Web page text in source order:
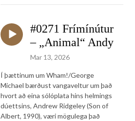
#0271 Frímínútur
– „Animal“ Andy
Mar 13, 2026
Í þættinum um Wham!/George
Michael bærðust vangaveltur um það
hvort að eina sólóplata hins helmings
dúettsins, Andrew Ridgeley (Son of
Albert, 1990), væri mögulega það